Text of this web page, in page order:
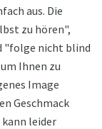
aus. Die
zu hören",
"folge nicht blind
Ihnen zu
Image
Geschmack
leider